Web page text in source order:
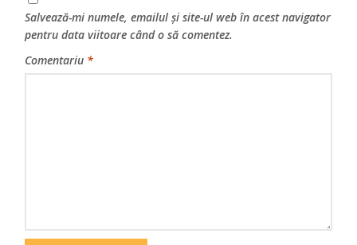
Salvează-mi numele, emailul și site-ul web în acest navigator
pentru data viitoare când o să comentez.
Comentariu *